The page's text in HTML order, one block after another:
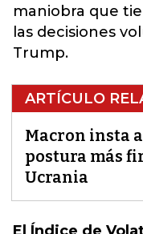
maniobra que
las decisiones
Trump.
ARTÍCULO
Macron insta
postura más
Ucrania